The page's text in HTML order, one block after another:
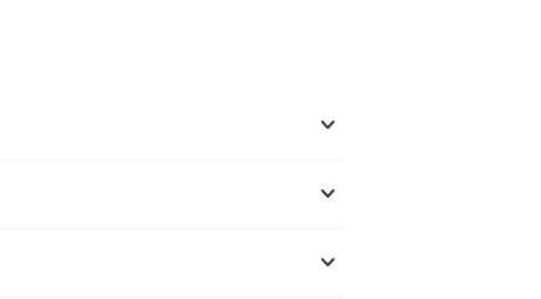
keyboard_arrow_down
keyboard_arrow_down
keyboard_arrow_down